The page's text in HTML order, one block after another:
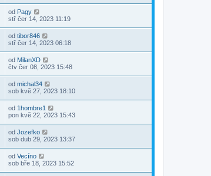
od Pagy
stř čer 14, 2023 11:19
od tibor846
stř čer 14, 2023 06:18
od MilanXD
čtv čer 08, 2023 15:48
od michal34
sob kvě 27, 2023 18:10
od 1hombre1
pon kvě 22, 2023 15:43
od Jozefko
sob dub 29, 2023 13:37
od Vecíno
sob bře 18, 2023 15:52